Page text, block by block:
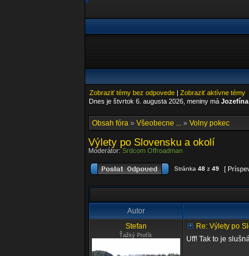
Zobraziť témy bez odpovede| Zobraziť aktívne témy
Dnes je štvrtok 6. augusta 2026, meniny má Jozefína
Obsah fóra» Všeobecne ...» Volny pokec
Výlety po Slovensku a okolí
Moderátor:Srdcom Offroadman
Stránka 48z 49 [
Autor
Stefan
Ťažký Profík
Re: Výlety po
Uff! Tak to je